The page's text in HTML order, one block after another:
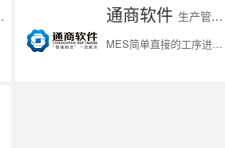
通商软件 生产管理系统
MES简单直接的工序进度管理, 从下单到制造到发货全流程跟踪